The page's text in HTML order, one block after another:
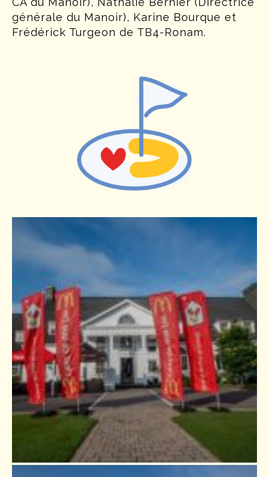
générale du Manoir), Karine Bourque et
Frédérick Turgeon de TB4-Ronam.